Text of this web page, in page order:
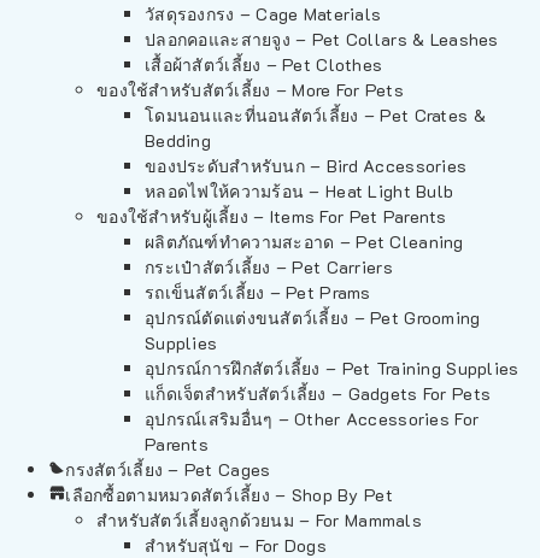
วัสดุรองกรง – Cage Materials
ปลอกคอและสายจูง – Pet Collars & Leashes
เสื้อผ้าสัตว์เลี้ยง – Pet Clothes
ของใช้สำหรับสัตว์เลี้ยง – More For Pets
โดมนอนและที่นอนสัตว์เลี้ยง – Pet Crates &
Bedding
ของประดับสำหรับนก – Bird Accessories
หลอดไฟให้ความร้อน – Heat Light Bulb
ของใช้สำหรับผู้เลี้ยง – Items For Pet Parents
ผลิตภัณฑ์ทำความสะอาด – Pet Cleaning
กระเป๋าสัตว์เลี้ยง – Pet Carriers
รถเข็นสัตว์เลี้ยง – Pet Prams
อุปกรณ์ตัดแต่งขนสัตว์เลี้ยง – Pet Grooming
Supplies
อุปกรณ์การฝึกสัตว์เลี้ยง – Pet Training Supplies
แก็ดเจ็ตสำหรับสัตว์เลี้ยง – Gadgets For Pets
อุปกรณ์เสริมอื่นๆ – Other Accessories For
Parents
กรงสัตว์เลี้ยง – Pet Cages
เลือกซื้อตามหมวดสัตว์เลี้ยง – Shop By Pet
สำหรับสัตว์เลี้ยงลูกด้วยนม – For Mammals
สำหรับสุนัข – For Dogs